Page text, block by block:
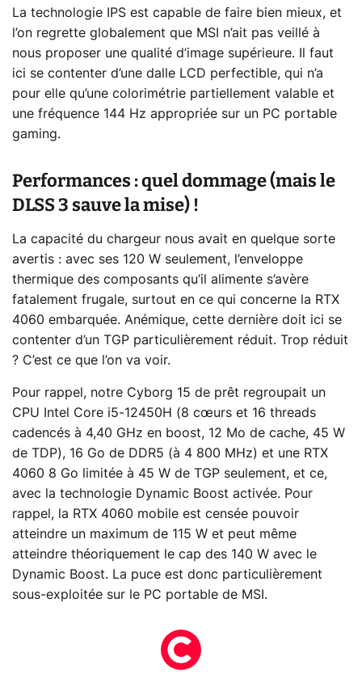
La technologie IPS est capable de faire bien mieux, et
l’on regrette globalement que MSI n’ait pas veillé à
nous proposer une qualité d’image supérieure. Il faut
ici se contenter d’une dalle LCD perfectible, qui n’a
pour elle qu’une colorimétrie partiellement valable et
une fréquence 144 Hz appropriée sur un PC portable
gaming.
Performances : quel dommage (mais le
DLSS 3 sauve la mise) !
La capacité du chargeur nous avait en quelque sorte
avertis : avec ses 120 W seulement, l’enveloppe
thermique des composants qu’il alimente s’avère
fatalement frugale, surtout en ce qui concerne la RTX
4060 embarquée. Anémique, cette dernière doit ici se
contenter d’un TGP particulièrement réduit. Trop réduit
? C’est ce que l’on va voir.
Pour rappel, notre Cyborg 15 de prêt regroupait un
CPU Intel Core i5-12450H (8 cœurs et 16 threads
cadencés à 4,40 GHz en boost, 12 Mo de cache, 45 W
de TDP), 16 Go de DDR5 (à 4 800 MHz) et une RTX
4060 8 Go limitée à 45 W de TGP seulement, et ce,
avec la technologie Dynamic Boost activée. Pour
rappel, la RTX 4060 mobile est censée pouvoir
atteindre un maximum de 115 W et peut même
atteindre théoriquement le cap des 140 W avec le
Dynamic Boost. La puce est donc particulièrement
sous-exploitée sur le PC portable de MSI.